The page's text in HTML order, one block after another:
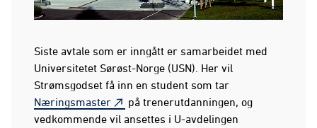
Siste avtale som er inngått er samarbeidet med
Universitetet Sørøst-Norge (USN). Her vil
Strømsgodset få inn en student som tar
Næringsmaster
på trenerutdanningen, og
vedkommende vil ansettes i U-avdelingen